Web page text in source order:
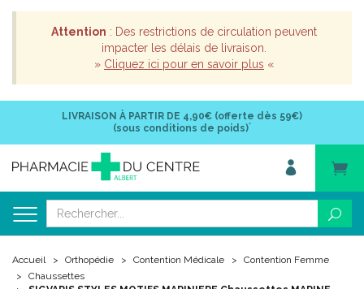
Attention : Des restrictions de circulation peuvent
impacter les délais de livraison.
» Cliquez ici pour en savoir plus «
LIVRAISON À PARTIR DE 4,90€ (offerte dès 59€)
(sous conditions de poids)*
Accueil Orthopédie Contention Médicale
Contention Femme
Chaussettes